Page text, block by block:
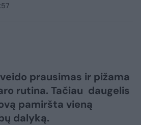
prausimas ir pižama
rutina. Tačiau daugelis
pamiršta vieną
dalyką.